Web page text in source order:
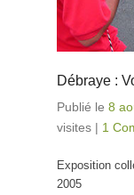
Débraye :
Publié le 8
visites | 1
Exposition
2005